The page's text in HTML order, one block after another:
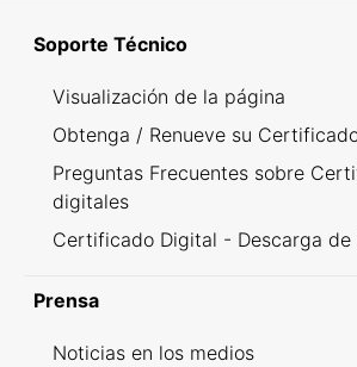
Soporte Técnico
Visualización de la página
Obtenga / Renueve su
Preguntas Frecuentes sobre
digitales
Certificado Digital - Descarga de
Prensa
Noticias en los medios